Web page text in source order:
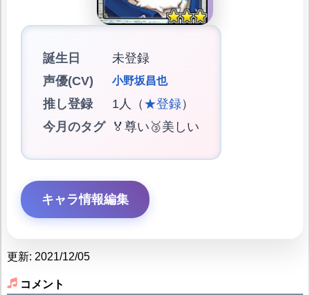
誕生日
未登録
声優(CV)
小野坂昌也
推し登録 1人（ ★登録）
今月のタグ
🏅尊い🥉美しい
キャラ情報編集
更新: 2021/12/05
コメント